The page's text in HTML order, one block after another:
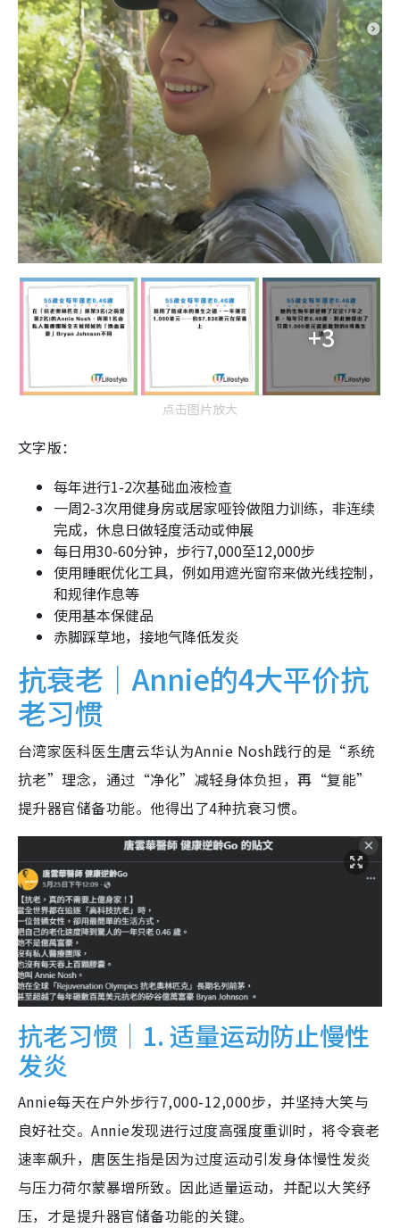
+3
点击图片放大
文字版：
每年进行1-2次基础血液检查
一周2-3次用健身房或居家哑铃做阻力训练，非连续
完成，休息日做轻度活动或伸展
每日用30-60分钟，步行7,000至12,000步
使用睡眠优化工具，例如用遮光窗帘来做光线控制，
和规律作息等
使用基本保健品
赤脚踩草地，接地气降低发炎
抗衰老｜Annie的4大平价抗
老习惯
台湾家医科医生唐云华认为Annie Nosh践行的是“系统
抗老”理念，通过“净化”减轻身体负担，再“复能”
提升器官储备功能。他得出了4种抗衰习惯。
抗老习惯｜1. 适量运动防止慢性
发炎
Annie每天在户外步行7,000-12,000步，并坚持大笑与
良好社交。Annie发现进行过度高强度重训时，将令衰老
速率飙升，唐医生指是因为过度运动引发身体慢性发炎
与压力荷尔蒙暴增所致。因此适量运动，并配以大笑纾
压，才是提升器官储备功能的关键。